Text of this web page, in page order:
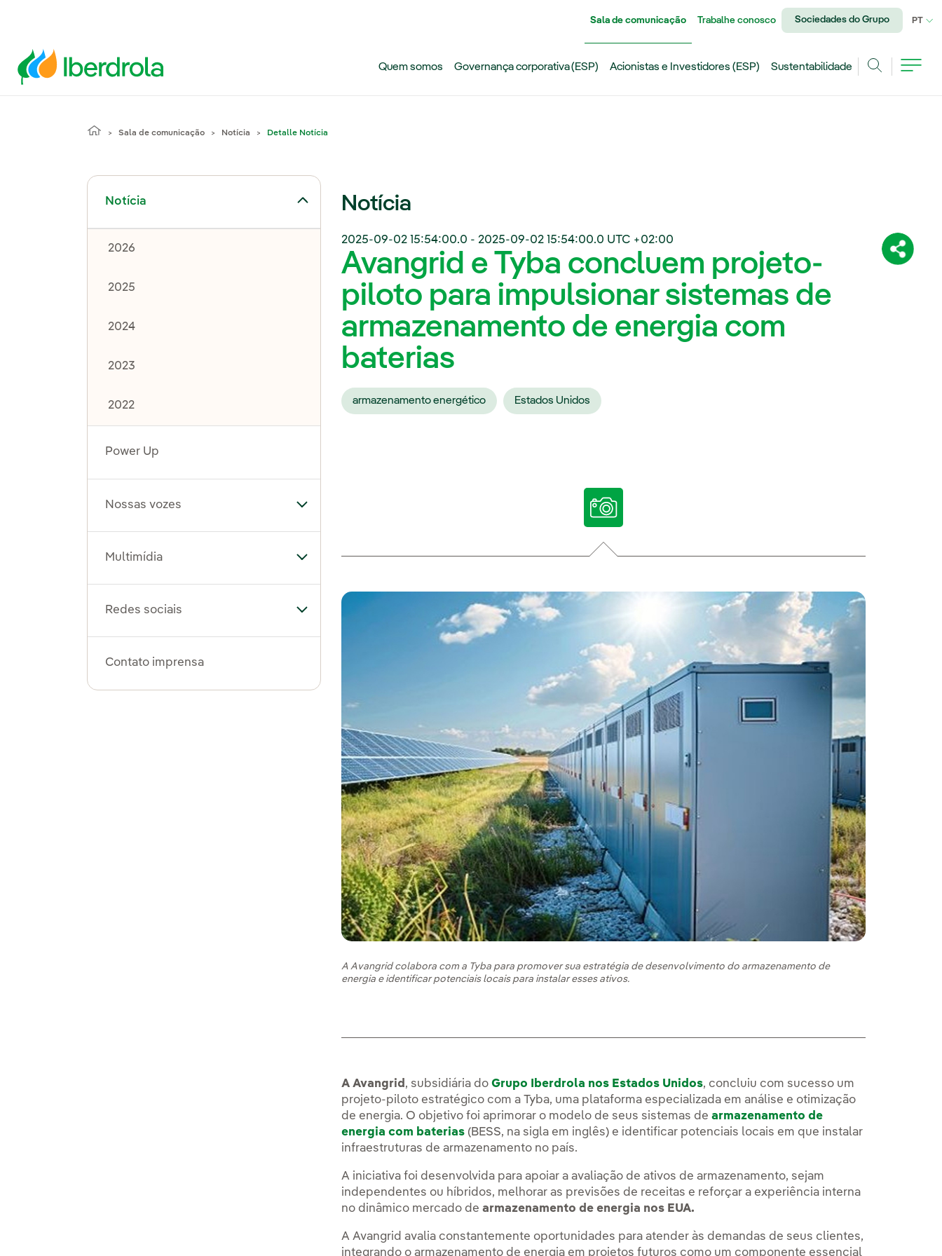
Sala de comunicação Trabalhe conosco Sociedades do Grupo PT
Quem somos Governança corporativa (ESP) Acionistas e Investidores (ESP)
Sustentabilidade
Sala de comunicação Notícia Detalle Notícia
Notícia
Alternar submenu de Notícia
2026
2025
2024
2023
2022
Power Up
Nossas vozes Alternar submenu de Nossas vozes
Multimídia Alternar submenu de Multimídia
Redes sociais Alternar submenu de Redes sociais
Contato imprensa
Notícia
2025-09-02 15:54:00.0 - 2025-09-02 15:54:00.0 UTC +02:00
Avangrid e Tyba concluem projeto-
piloto para impulsionar sistemas de
armazenamento de energia com
baterias
armazenamento energético Estados Unidos
A Avangrid colabora com a Tyba para promover sua estratégia de desenvolvimento do armazenamento de
energia e identificar potenciais locais para instalar esses ativos.
A Avangrid , subsidiária doGrupo Iberdrola nos Estados Unidos, concluiu com sucesso um
projeto-piloto estratégico com a Tyba, uma plataforma especializada em análise e otimização
de energia. O objetivo foi aprimorar o modelo de seus sistemas dearmazenamento de
energia com baterias (BESS, na sigla em inglês) e identificar potenciais locais em que instalar
infraestruturas de armazenamento no país.
A iniciativa foi desenvolvida para apoiar a avaliação de ativos de armazenamento, sejam
independentes ou híbridos, melhorar as previsões de receitas e reforçar a experiência interna
no dinâmico mercado de armazenamento de energia nos EUA.
A Avangrid avalia constantemente oportunidades para atender às demandas de seus clientes,
integrando o armazenamento de energia em projetos futuros como um componente essencial